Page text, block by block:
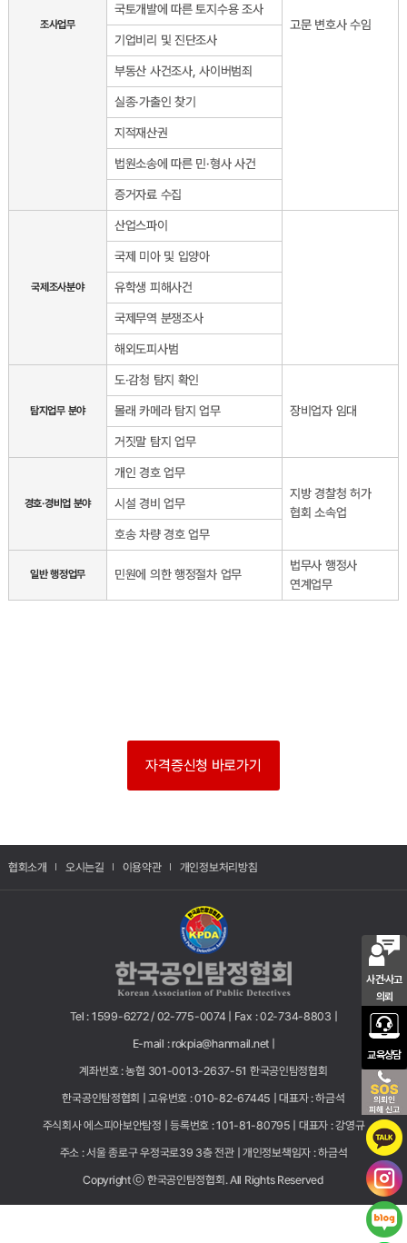
사건·사고
의뢰
교육상담
조사업무 고문 변호사 수임
국토개발에 따른 토지수용 조사
기업비리 및 진단조사
부동산 사건조사, 사이버범죄
실종·가출인 찾기
지적재산권
법원소송에 따른 민·형사 사건
증거자료 수집
국제조사분야
산업스파이
국제 미아 및 입양아
유학생 피해사건
국제무역 분쟁조사
해외도피사범
탐지업무 분야
도·감청 탐지 확인
장비업자 임대
몰래 카메라 탐지 업무
거짓말 탐지 업무
경호·경비업 분야
개인 경호 업무
지방 경찰청 허가
협회 소속업
시설 경비 업무
호송 차량 경호 업무
일반 행정업무 민원에 의한 행정절차 업무
법무사 행정사
연계업무
자격증신청 바로가기
협회소개 오시는길 이용약관 개인정보처리방침
Tel : 1599-6272 / 02-775-0074 | Fax : 02-734-8803 |
E-mail : rokpia@hanmail.net |
계좌번호 : 농협 301-0013-2637-51 한국공인탐정협회
한국공인탐정협회 | 고유번호 : 010-82-67445 | 대표자 : 하금석
주식회사 에스피아보안탐정 | 등록번호 : 101-81-80795 | 대표자 : 강영규
주소 : 서울 종로구 우정국로39 3층 전관 | 개인정보책임자 : 하금석
Copyright ⓒ 한국공인탐정협회. All Rights Reserved